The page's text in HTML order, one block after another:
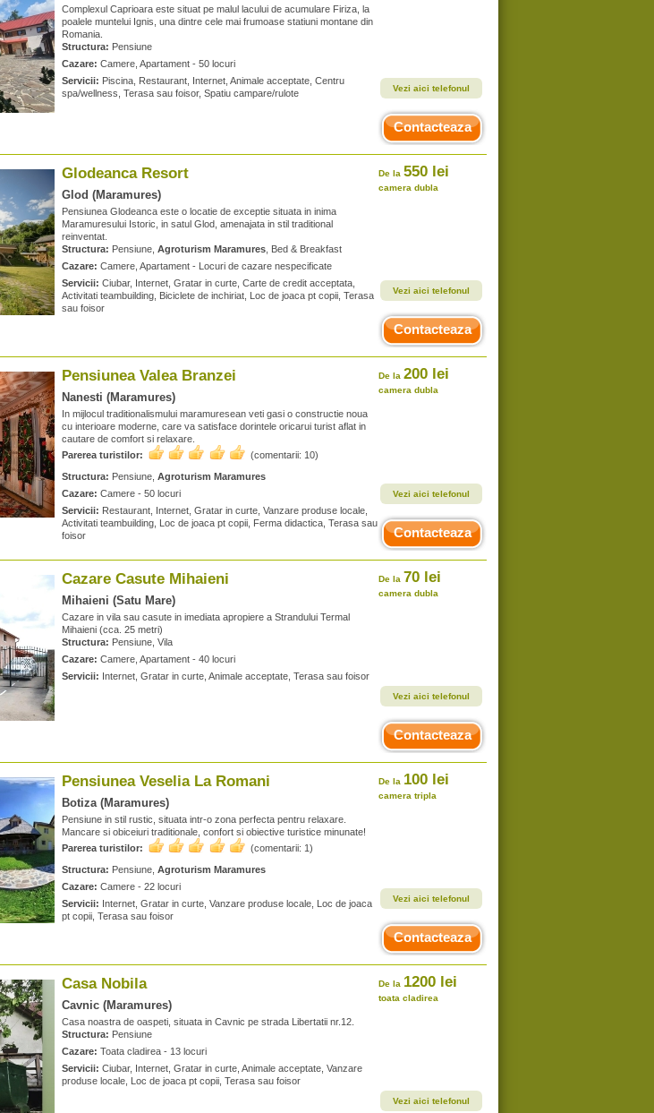
Complexul Caprioara este situat pe malul lacului de acumulare Firiza, la
poalele muntelui Ignis, una dintre cele mai frumoase statiuni montane din
Romania.
Structura: Pensiune
Cazare: Camere, Apartament - 50 locuri
Servicii: Piscina, Restaurant, Internet, Animale acceptate, Centru
spa/wellness, Terasa sau foisor, Spatiu campare/rulote
Vezi aici telefonul
Contacteaza
Glodeanca Resort
Glod (Maramures)
Pensiunea Glodeanca este o locatie de exceptie situata in inima
Maramuresului Istoric, in satul Glod, amenajata in stil traditional
reinventat.
Structura: Pensiune, Agroturism Maramures , Bed & Breakfast
Cazare: Camere, Apartament - Locuri de cazare nespecificate
Servicii: Ciubar, Internet, Gratar in curte, Carte de credit acceptata,
Activitati teambuilding, Biciclete de inchiriat, Loc de joaca pt copii, Terasa
sau foisor
De la 550 lei
camera dubla
Vezi aici telefonul
Contacteaza
Pensiunea Valea Branzei
Nanesti (Maramures)
In mijlocul traditionalismului maramuresean veti gasi o constructie noua
cu interioare moderne, care va satisface dorintele oricarui turist aflat in
cautare de comfort si relaxare.
Parerea turistilor:
(comentarii: 10)
Structura: Pensiune, Agroturism Maramures
Cazare: Camere - 50 locuri
Servicii: Restaurant, Internet, Gratar in curte, Vanzare produse locale,
Activitati teambuilding, Loc de joaca pt copii, Ferma didactica, Terasa sau
foisor
De la 200 lei
camera dubla
Vezi aici telefonul
Contacteaza
Cazare Casute Mihaieni
Mihaieni (Satu Mare)
Cazare in vila sau casute in imediata apropiere a Strandului Termal
Mihaieni (cca. 25 metri)
Structura: Pensiune, Vila
Cazare: Camere, Apartament - 40 locuri
Servicii: Internet, Gratar in curte, Animale acceptate, Terasa sau foisor
De la 70 lei
camera dubla
Vezi aici telefonul
Contacteaza
Pensiunea Veselia La Romani
Botiza (Maramures)
Pensiune in stil rustic, situata intr-o zona perfecta pentru relaxare.
Mancare si obiceiuri traditionale, confort si obiective turistice minunate!
Parerea turistilor:
(comentarii: 1)
Structura: Pensiune, Agroturism Maramures
Cazare: Camere - 22 locuri
Servicii: Internet, Gratar in curte, Vanzare produse locale, Loc de joaca
pt copii, Terasa sau foisor
De la 100 lei
camera tripla
Vezi aici telefonul
Contacteaza
Casa Nobila
Cavnic (Maramures)
Casa noastra de oaspeti, situata in Cavnic pe strada Libertatii nr.12.
Structura: Pensiune
Cazare: Toata cladirea - 13 locuri
Servicii: Ciubar, Internet, Gratar in curte, Animale acceptate, Vanzare
produse locale, Loc de joaca pt copii, Terasa sau foisor
De la 1200 lei
toata cladirea
Vezi aici telefonul